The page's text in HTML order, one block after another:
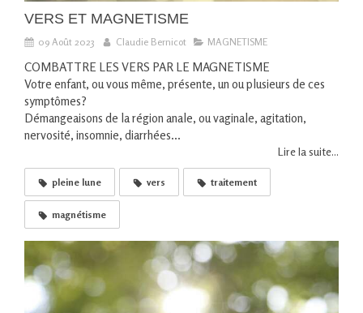
VERS ET MAGNETISME
09 Août 2023 Claudie Bernicot MAGNETISME
COMBATTRE LES VERS PAR LE MAGNETISME
Votre enfant, ou vous même, présente, un ou plusieurs de ces
symptômes?
Démangeaisons de la région anale, ou vaginale, agitation,
nervosité, insomnie, diarrhées...
Lire la suite...
pleine lune vers traitement
magnétisme